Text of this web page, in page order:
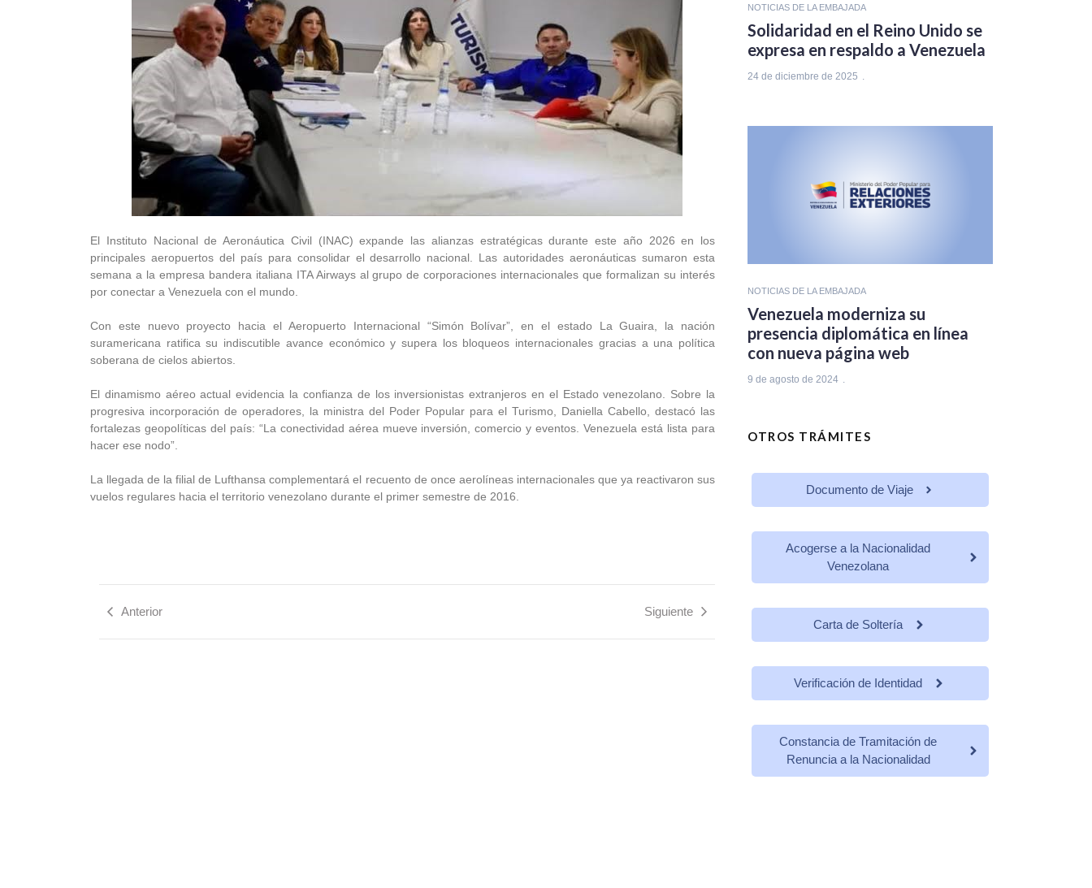
El Instituto Nacional de Aeronáutica Civil (INAC) expande las alianzas estratégicas durante este año 2026 en los
principales aeropuertos del país para consolidar el desarrollo nacional. Las autoridades aeronáuticas sumaron esta
semana a la empresa bandera italiana ITA Airways al grupo de corporaciones internacionales que formalizan su interés
por conectar a Venezuela con el mundo.
Con este nuevo proyecto hacia el Aeropuerto Internacional “Simón Bolívar”, en el estado La Guaira, la nación
suramericana ratifica su indiscutible avance económico y supera los bloqueos internacionales gracias a una política
soberana de cielos abiertos.
El dinamismo aéreo actual evidencia la confianza de los inversionistas extranjeros en el Estado venezolano. Sobre la
progresiva incorporación de operadores, la ministra del Poder Popular para el Turismo, Daniella Cabello, destacó las
fortalezas geopolíticas del país: “La conectividad aérea mueve inversión, comercio y eventos. Venezuela está lista para
hacer ese nodo”.
La llegada de la filial de Lufthansa complementará el recuento de once aerolíneas internacionales que ya reactivaron sus
vuelos regulares hacia el territorio venezolano durante el primer semestre de 2016.
Anterior Siguiente
NOTICIAS DE LA EMBAJADA
Solidaridad en el Reino Unido se
expresa en respaldo a Venezuela
24 de diciembre de 2025
NOTICIAS DE LA EMBAJADA
Venezuela moderniza su
presencia diplomática en línea
con nueva página web
9 de agosto de 2024
OTROS TRÁMITES
Documento de Viaje
Acogerse a la Nacionalidad
Venezolana
Carta de Soltería
Verificación de Identidad
Constancia de Tramitación de
Renuncia a la Nacionalidad